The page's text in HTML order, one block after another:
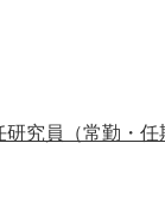
究員（常勤・